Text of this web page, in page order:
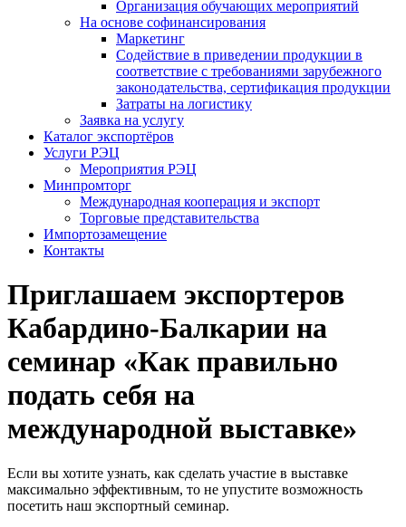
Организация обучающих мероприятий
На основе софинансирования
Маркетинг
Содействие в приведении продукции в
соответствие с требованиями зарубежного
законодательства, сертификация продукции
Затраты на логистику
Заявка на услугу
Каталог экспортёров
Услуги РЭЦ
Мероприятия РЭЦ
Минпромторг
Международная кооперация и экспорт
Торговые представительства
Импортозамещение
Контакты
Приглашаем экспортеров
Кабардино-Балкарии на
семинар «Как правильно
подать себя на
международной выставке»
Если вы хотите узнать, как сделать участие в выставке
максимально эффективным, то не упустите возможность
посетить наш экспортный семинар.